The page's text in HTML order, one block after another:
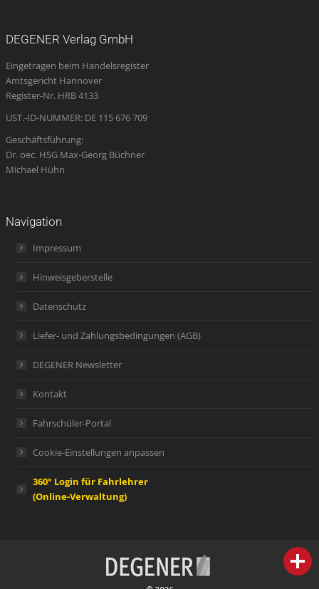
new
window
new
window
new
window
opens
in
new
new
DEGENER Verlag GmbH
Eingetragen beim Handelsregister
Amtsgericht Hannover
Register-Nr. HRB 4133
UST.-ID-NUMMER: DE 115 676 709
Geschäftsführung:
Dr. oec. HSG Max-Georg Büchner
Michael Hühn
Navigation
Impressum
Hinweisgeberstelle
Datenschutz
Liefer- und Zahlungsbedingungen (AGB)
DEGENER Newsletter
Kontakt
Fahrschüler-Portal
Cookie-Einstellungen anpassen
360° Login für Fahrlehrer
(Online-Verwaltung)
person IHR FACHBERATER